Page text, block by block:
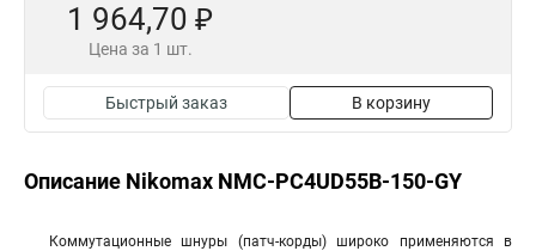
1 964,70 ₽
Цена за 1 шт.
Быстрый заказ В корзину
Описание Nikomax NMC-PC4UD55B-150-GY
Коммутационные шнуры (патч-корды) широко применяются в